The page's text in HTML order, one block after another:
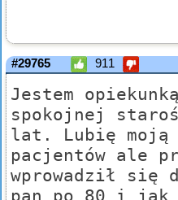
#29765 911
Jestem
spokojnej
lat. Lubię moją
pacjentów ale
wprowadził się
pan po 80 i jak